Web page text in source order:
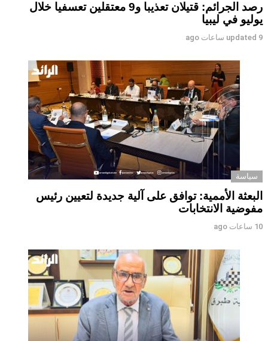
رصد الجرائم: قتيلان تعذيبا و9 معتقلين تعسفيا خلال
يوليو في ليبيا
updated 9 ساعات ago
سياسة
البعثة الأممية: توافق على آلية جديدة لتعيين رئيس
مفوضية الانتخابات
10 ساعات ago